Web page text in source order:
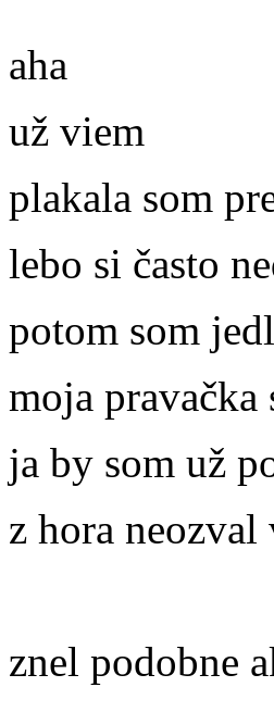
aha
už viem
plakala som
lebo si často
potom som
moja
ja by som už
z hora neozval
znel podobne